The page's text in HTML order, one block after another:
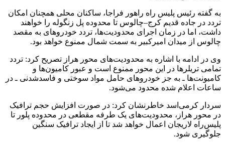
به گفته رئیس پلیس راه راهور فراجا، ساکنان محلی همچنان امکان
تردد در جاده قدیم کرج–چالوس تا محدوده پل زنگوله را خواهند
داشت، اما در زمان اجرای محدودیت‌ها، تردد خودروهای به مقصد
چالوس از میدان امیرکبیر به سمت شمال ممنوع خواهد بود.
وی در ادامه با اشاره به محدودیت‌های محور هراز تصریح کرد: تردد
تمامی تریلرها در این محور ممنوع است و عبور کامیون‌ها و
کامیونت‌ها ـ به‌ جز خودروهای حامل مواد سوختی و فاسدشدنی ـ در
ساعات اعلام‌ شده محدود می‌شود.
سردار کرمی‌اسد خاطرنشان کرد: در صورت افزایش حجم ترافیک
در محور هراز، محدودیت‌های یک‌ طرفه مقطعی در محدوده پلور تا
پلیس‌راه لاریجان اعمال خواهد شد تا از ایجاد ترافیک سنگین
جلوگیری شود.